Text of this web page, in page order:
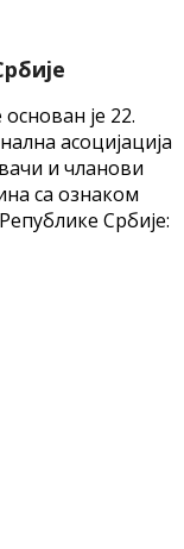
је 22.
асоцијација
и чланови
са ознаком
Србије: